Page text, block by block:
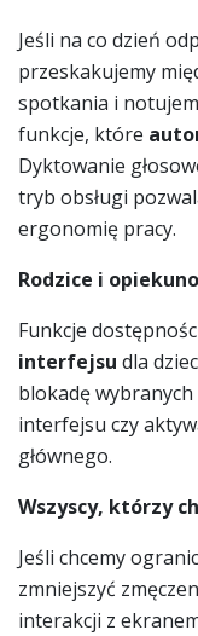
Jeśli na co dzień
przeskakujemy
spotkania i
funkcje, które
Dyktowanie
tryb obsługi
ergonomię pracy.
Rodzice i
Funkcje
interfejsu dla
blokadę
interfejsu czy
głównego.
Wszyscy, którzy
Jeśli chcemy
zmniejszyć
interakcji z